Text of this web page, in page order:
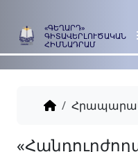
«ԳԵՂԱՐԴ»
ՀԻՄՆԱԴՐԱՄ